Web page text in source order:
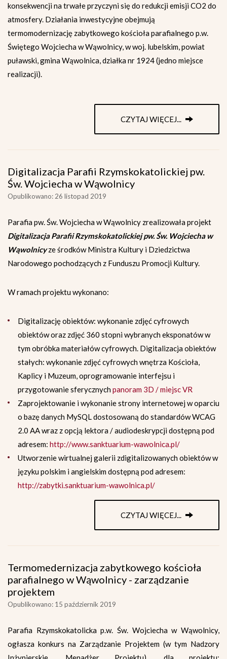
konsekwencji na trwałe przyczyni się do redukcji emisji CO2 do
atmosfery. Działania inwestycyjne obejmują
termomodernizację zabytkowego kościoła parafialnego p.w.
Świętego Wojciecha w Wąwolnicy, w woj. lubelskim, powiat
puławski, gmina Wąwolnica, działka nr 1924 (jedno miejsce
realizacji).
CZYTAJ WIĘCEJ...
Digitalizacja Parafii Rzymskokatolickiej pw.
Św. Wojciecha w Wąwolnicy
Opublikowano: 26 listopad 2019
Parafia pw. Św. Wojciecha w Wąwolnicy zrealizowała projekt
Digitalizacja Parafii Rzymskokatolickiej pw. Św. Wojciecha w
Wąwolnicyze środków Ministra Kultury i Dziedzictwa
Narodowego pochodzących z Funduszu Promocji Kultury.
W ramach projektu wykonano:
Digitalizację obiektów: wykonanie zdjęć cyfrowych
obiektów oraz zdjęć 360 stopni wybranych eksponatów w
tym obróbka materiałów cyfrowych. Digitalizacja obiektów
stałych: wykonanie zdjęć cyfrowych wnętrza Kościoła,
Kaplicy i Muzeum, oprogramowanie interfejsu i
przygotowanie sferycznychpanoram 3D / miejsc VR
Zaprojektowanie i wykonanie strony internetowej w oparciu
o bazę danych MySQL dostosowaną do standardów WCAG
2.0 AA wraz z opcją lektora / audiodeskrypcji dostępną pod
adresem: http://www.sanktuarium-wawolnica.pl/
Utworzenie wirtualnej galerii zdigitalizowanych obiektów w
języku polskim i angielskim dostępną pod adresem:
http://zabytki.sanktuarium-wawolnica.pl/
CZYTAJ WIĘCEJ...
Termomedernizacja zabytkowego kościoła
parafialnego w Wąwolnicy - zarządzanie
projektem
Opublikowano: 15 październik 2019
Parafia Rzymskokatolicka p.w. Św. Wojciecha w Wąwolnicy,
ogłasza konkurs na Zarządzanie Projektem (w tym Nadzory